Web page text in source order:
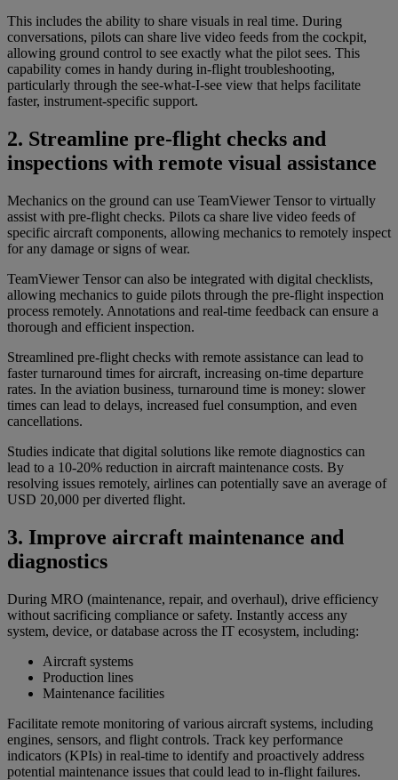
This includes the ability to share visuals in real time. During
conversations, pilots can share live video feeds from the cockpit,
allowing ground control to see exactly what the pilot sees. This
capability comes in handy during in-flight troubleshooting,
particularly through the see-what-I-see view that helps facilitate
faster, instrument-specific support.
2. Streamline pre-flight checks and
inspections with remote visual assistance
Mechanics on the ground can use TeamViewer Tensor to virtually
assist with pre-flight checks. Pilots ca share live video feeds of
specific aircraft components, allowing mechanics to remotely inspect
for any damage or signs of wear.
TeamViewer Tensor can also be integrated with digital checklists,
allowing mechanics to guide pilots through the pre-flight inspection
process remotely. Annotations and real-time feedback can ensure a
thorough and efficient inspection.
Streamlined pre-flight checks with remote assistance can lead to
faster turnaround times for aircraft, increasing on-time departure
rates. In the aviation business, turnaround time is money: slower
times can lead to delays, increased fuel consumption, and even
cancellations.
Studies indicate that digital solutions like remote diagnostics can
lead to a 10-20% reduction in aircraft maintenance costs. By
resolving issues remotely, airlines can potentially save an average of
USD 20,000 per diverted flight.
3. Improve aircraft maintenance and
diagnostics
During MRO (maintenance, repair, and overhaul), drive efficiency
without sacrificing compliance or safety. Instantly access any
system, device, or database across the IT ecosystem, including:
Aircraft systems
Production lines
Maintenance facilities
Facilitate remote monitoring of various aircraft systems, including
engines, sensors, and flight controls. Track key performance
indicators (KPIs) in real-time to identify and proactively address
potential maintenance issues that could lead to in-flight failures.